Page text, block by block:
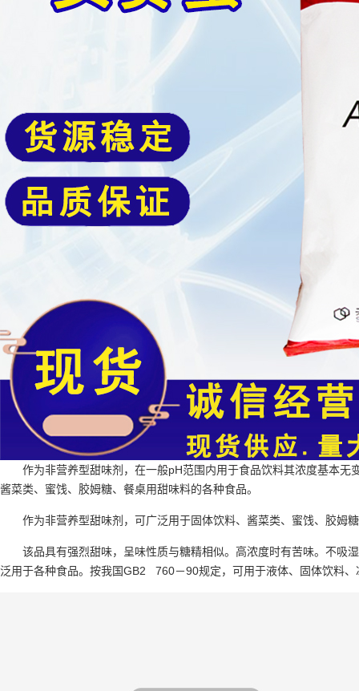
作为非营养型甜味剂，在一般pH范围内用于食品饮料其浓度基本
酱菜类、蜜饯、胶姆糖、餐桌用甜味料的各种食品。
作为非营养型甜味剂，可广泛用于固体饮料、酱菜类、蜜饯、胶姆
该品具有强烈甜味，呈味性质与糖精相似。高浓度时有苦味。不吸
泛用于各种食品。按我国GB2 760－90规定，可用于液体、固体饮料